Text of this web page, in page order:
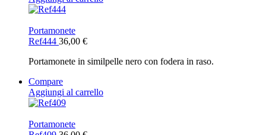
Portamonete
Ref444 36,00 €
Portamonete in similpelle nero con fodera in raso.
Compare
Aggiungi al carrello
Portamonete